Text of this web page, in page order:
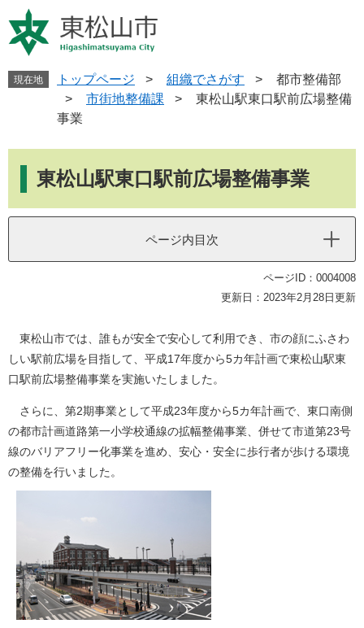
ー
ジ
ニ
ュ
現在地 トップページ > 組織でさがす >
都市整備部
>
市街地整備課 >
東松山駅東口駅前広場整備
事業
東松山駅東口駅前広場整備事業
ページ内目次
ページID：0004008
更新日：2023年2月28日更新
東松山市では、誰もが安全で安心して利用でき、市の顔にふさわ
しい駅前広場を目指して、平成17年度から5カ年計画で東松山駅東
口駅前広場整備事業を実施いたしました。
さらに、第2期事業として平成23年度から5カ年計画で、東口南側
の都市計画道路第一小学校通線の拡幅整備事業、併せて市道第23号
線のバリアフリー化事業を進め、安心・安全に歩行者が歩ける環境
の整備を行いました。